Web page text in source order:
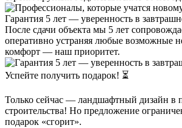
Гарантия 5 лет — уверенность в
После сдачи объекта мы 5 лет
оперативно устраняя любые возможные
комфорт — наш приоритет.
Успейте получить подарок! ⏳
Только сейчас — ландшафтный дизайн в
строительства! Но предложение
подарок «сгорит».